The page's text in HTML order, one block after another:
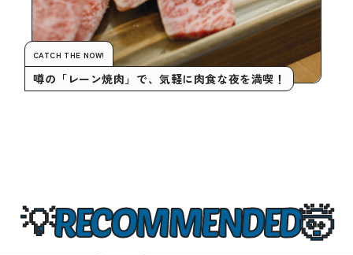
CATCH THE NOW!
噂の「レーン焼肉」で、気軽に肉食な夜を満喫！
RECOMMENDED